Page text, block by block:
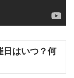
日はいつ？何